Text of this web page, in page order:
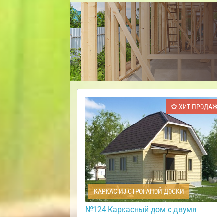
ХИТ ПРОДАЖ
КАРКАС ИЗ СТРОГАНОЙ ДОСКИ
№124 Каркасный дом с двумя